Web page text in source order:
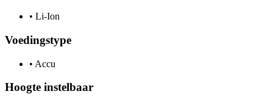
• Li-Ion
Voedingstype
• Accu
Hoogte instelbaar